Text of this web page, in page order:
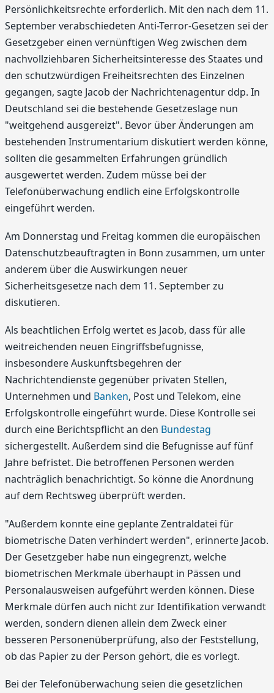
Persönlichkeitsrechte erforderlich. Mit den nach dem 11.
September verabschiedeten Anti-Terror-Gesetzen sei der
Gesetzgeber einen vernünftigen Weg zwischen dem
nachvollziehbaren Sicherheitsinteresse des Staates und
den schutzwürdigen Freiheitsrechten des Einzelnen
gegangen, sagte Jacob der Nachrichtenagentur ddp. In
Deutschland sei die bestehende Gesetzeslage nun
"weitgehend ausgereizt". Bevor über Änderungen am
bestehenden Instrumentarium diskutiert werden könne,
sollten die gesammelten Erfahrungen gründlich
ausgewertet werden. Zudem müsse bei der
Telefonüberwachung endlich eine Erfolgskontrolle
eingeführt werden.
Am Donnerstag und Freitag kommen die europäischen
Datenschutzbeauftragten in Bonn zusammen, um unter
anderem über die Auswirkungen neuer
Sicherheitsgesetze nach dem 11. September zu
diskutieren.
Als beachtlichen Erfolg wertet es Jacob, dass für alle
weitreichenden neuen Eingriffsbefugnisse,
insbesondere Auskunftsbegehren der
Nachrichtendienste gegenüber privaten Stellen,
Unternehmen und Banken, Post und Telekom, eine
Erfolgskontrolle eingeführt wurde. Diese Kontrolle sei
durch eine Berichtspflicht an den Bundestag
sichergestellt. Außerdem sind die Befugnisse auf fünf
Jahre befristet. Die betroffenen Personen werden
nachträglich benachrichtigt. So könne die Anordnung
auf dem Rechtsweg überprüft werden.
"Außerdem konnte eine geplante Zentraldatei für
biometrische Daten verhindert werden", erinnerte Jacob.
Der Gesetzgeber habe nun eingegrenzt, welche
biometrischen Merkmale überhaupt in Pässen und
Personalausweisen aufgeführt werden können. Diese
Merkmale dürfen auch nicht zur Identifikation verwandt
werden, sondern dienen allein dem Zweck einer
besseren Personenüberprüfung, also der Feststellung,
ob das Papier zu der Person gehört, die es vorlegt.
Bei der Telefonüberwachung seien die gesetzlichen